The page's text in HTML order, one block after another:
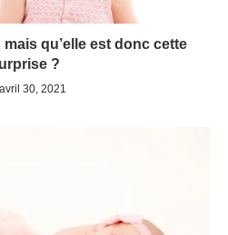
qu’elle est donc cette
?
avril 30, 2021